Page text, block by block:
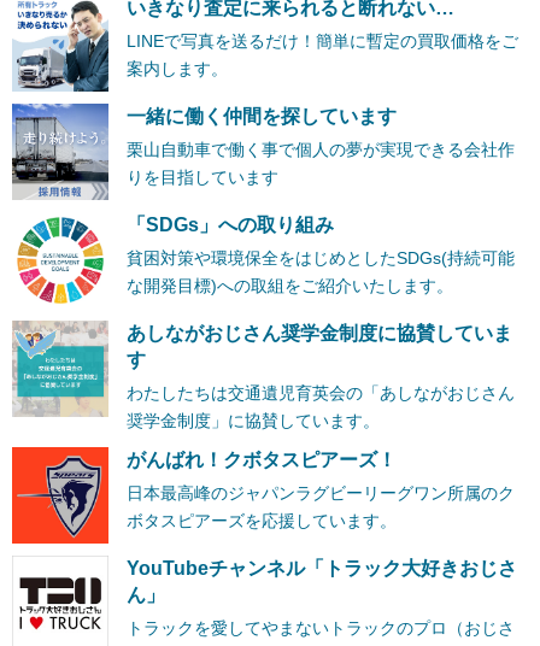
いきなり査定に来られると断れない…
LINEで写真を送るだけ！簡単に暫定の買取価格をご
案内します。
一緒に働く仲間を探しています
栗山自動車で働く事で個人の夢が実現できる会社作
りを目指しています
「SDGs」への取り組み
貧困対策や環境保全をはじめとしたSDGs(持続可能
な開発目標)への取組をご紹介いたします。
あしながおじさん奨学金制度に協賛していま
す
わたしたちは交通遺児育英会の「あしながおじさん
奨学金制度」に協賛しています。
がんばれ！クボタスピアーズ！
日本最高峰のジャパンラグビーリーグワン所属のク
ボタスピアーズを応援しています。
YouTubeチャンネル「トラック大好きおじさ
ん」
トラックを愛してやまないトラックのプロ（おじさ